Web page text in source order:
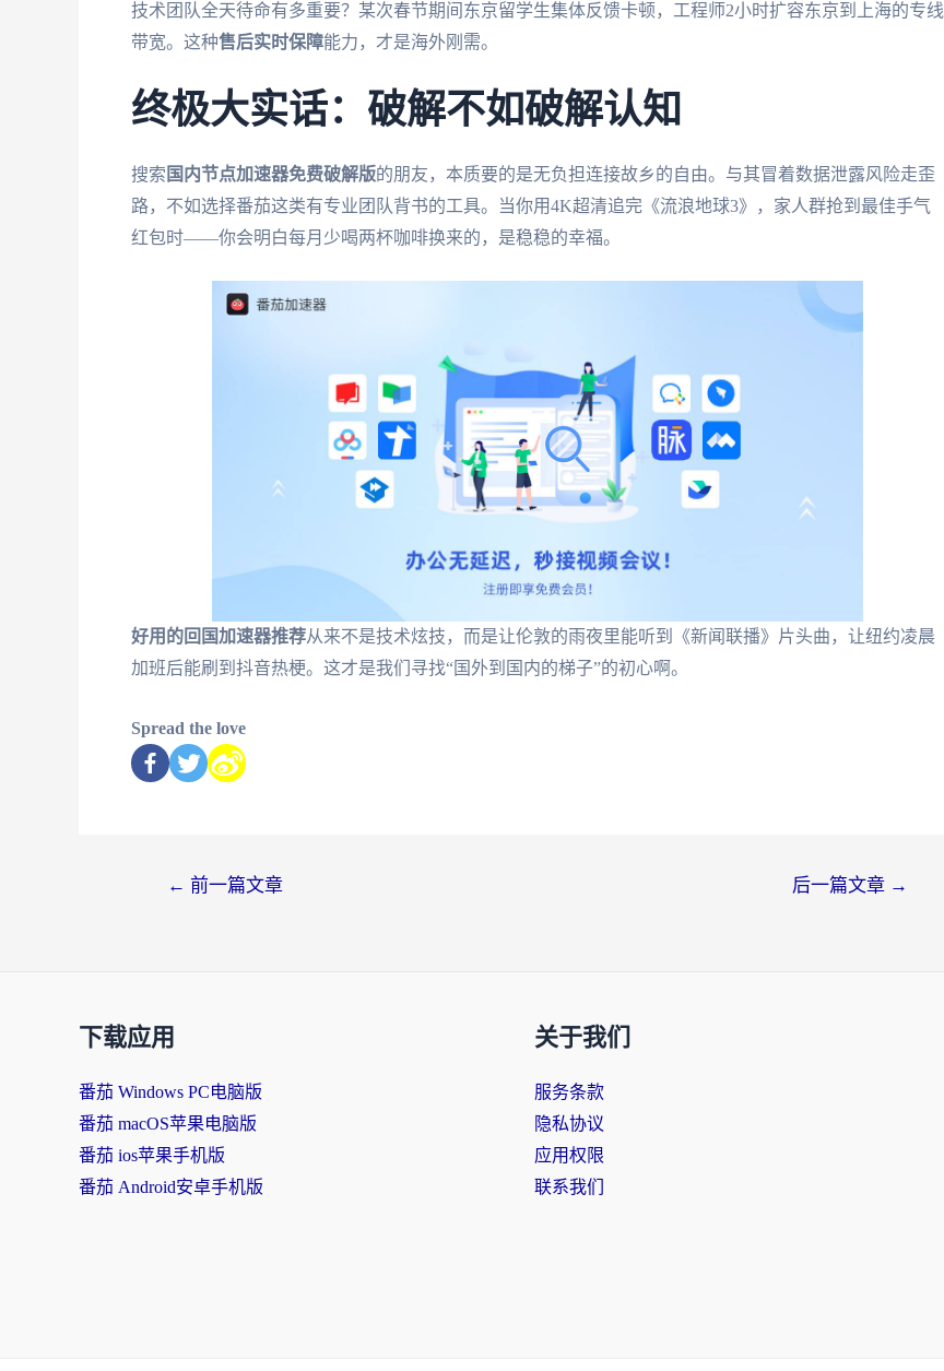
技术团队全天待命有多重要？某次春节期间东京留学生集体反馈卡顿，工程师2小时扩容东京到上海的专线
带宽。这种售后实时保障能力，才是海外刚需。
终极大实话：破解不如破解认知
搜索 国内节点加速器免费破解版的朋友，本质要的是无负担连接故乡的自由。与其冒着数据泄露风险走歪
路，不如选择番茄这类有专业团队背书的工具。当你用4K超清追完《流浪地球3》，家人群抢到最佳手气
红包时——你会明白每月少喝两杯咖啡换来的，是稳稳的幸福。
好用的回国加速器推荐从来不是技术炫技，而是让伦敦的雨夜里能听到《新闻联播》片头曲，让纽约凌晨
加班后能刷到抖音热梗。这才是我们寻找“国外到国内的梯子”的初心啊。
Spread the love
← 前一篇文章 后一篇文章 →
下载应用
番茄 Windows PC电脑版
番茄 macOS苹果电脑版
番茄 ios苹果手机版
番茄 Android安卓手机版
关于我们
服务条款
隐私协议
应用权限
联系我们